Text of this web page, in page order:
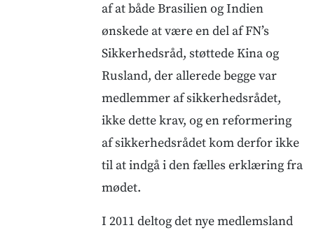
af at både Brasilien og Indien
ønskede at være en del af FN’s
Sikkerhedsråd, støttede Kina og
Rusland, der allerede begge var
medlemmer af sikkerhedsrådet,
ikke dette krav, og en reformering
af sikkerhedsrådet kom derfor ikke
til at indgå i den fælles erklæring fra
mødet.
I 2011 deltog det nye medlemsland